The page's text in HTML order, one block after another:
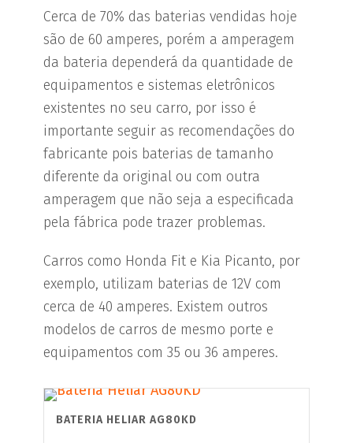
Cerca de 70% das baterias vendidas hoje
são de 60 amperes, porém a amperagem
da bateria dependerá da quantidade de
equipamentos e sistemas eletrônicos
existentes no seu carro, por isso é
importante seguir as recomendações do
fabricante pois baterias de tamanho
diferente da original ou com outra
amperagem que não seja a especificada
pela fábrica pode trazer problemas.
Carros como Honda Fit e Kia Picanto, por
exemplo, utilizam baterias de 12V com
cerca de 40 amperes. Existem outros
modelos de carros de mesmo porte e
equipamentos com 35 ou 36 amperes.
BATERIA HELIAR AG80KD